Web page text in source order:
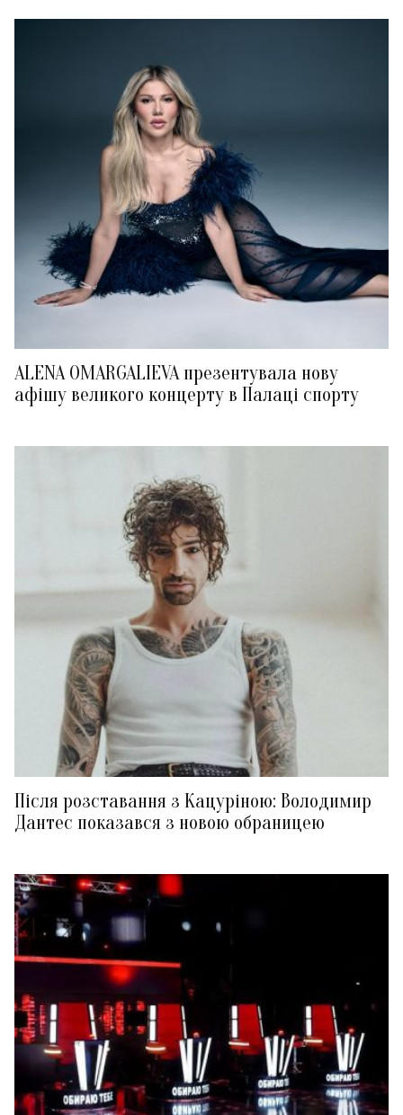
ALENA OMARGALIEVA презентувала нову
афішу великого концерту в Палаці спорту
Після розставання з Кацуріною: Володимир
Дантес показався з новою обраницею